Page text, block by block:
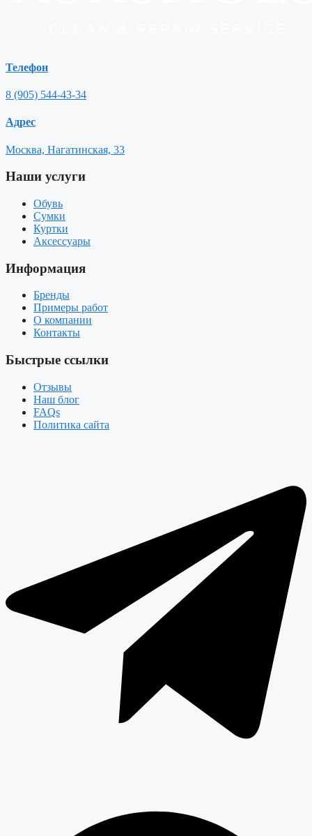
Телефон
8 (905) 544-43-34
Адрес
Москва, Нагатинская, 33
Наши услуги
Обувь
Сумки
Куртки
Аксессуары
Информация
Бренды
Примеры работ
О компании
Контакты
Быстрые ссылки
Отзывы
Наш блог
FAQs
Политика сайта